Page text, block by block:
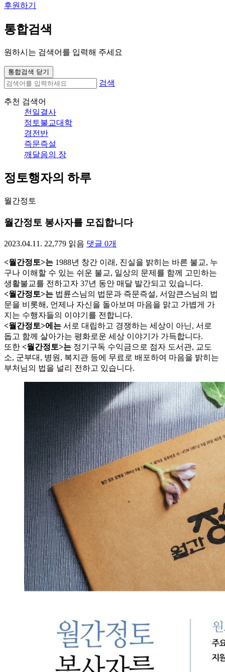
후원하기
통합검색
원하시는 검색어를 입력해 주세요
통합검색 닫기
검색
추천 검색어
천일결사
정토불교대학
경전반
즉문즉설
깨달음의 장
정토행자의 하루
월간정토
월간정토 봉사자를 모집합니다
2023.04.11. 22,779 읽음 댓글 0개
<월간정토>는 1988년 창간 이래, 진실을 밝히는 바른 불교, 누
구나 이해할 수 있는 쉬운 불교, 일상의 문제를 함께 고민하는
생활불교를 전하고자 37년 동안 매달 발간되고 있습니다.
<월간정토>는 법륜스님의 법문과 즉문즉설, 서암큰스님의 법
문을 비롯해, 언제나 자신을 돌아보며 마음을 맑고 가볍게 가
지는 수행자들의 이야기를 전합니다.
<월간정토>에는 서로 대립하고 경쟁하는 세상이 아닌, 서로
돕고 함께 살아가는 평화로운 세상 이야기가 가득합니다.
또한 <월간정토>는 정기구독 수익금으로 점자 도서관, 교도
소, 군부대, 병원, 복지관 등에 무료로 배포하여 마음을 밝히는
부처님의 법을 널리 전하고 있습니다.